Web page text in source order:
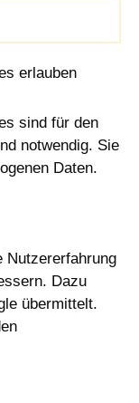
erlauben
sind für den
notwendig. Sie
Daten.
Nutzererfahrung
Dazu
übermittelt.